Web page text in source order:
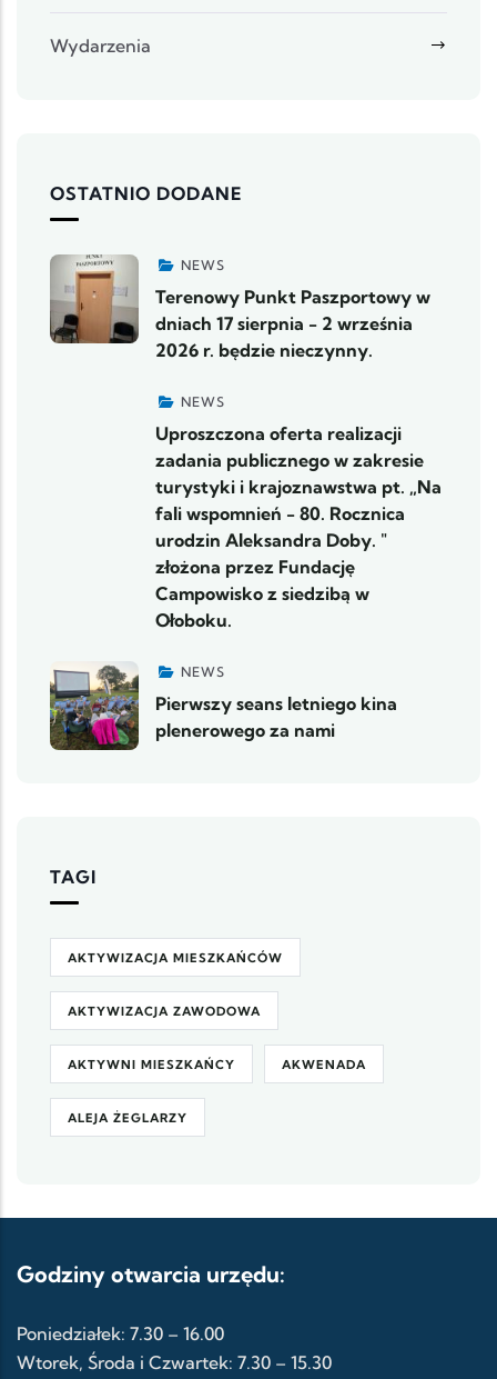
Wydarzenia
OSTATNIO DODANE
NEWS
Terenowy Punkt Paszportowy w
dniach 17 sierpnia - 2 września
2026 r. będzie nieczynny.
NEWS
Uproszczona oferta realizacji
zadania publicznego w zakresie
turystyki i krajoznawstwa pt. „Na
fali wspomnień - 80. Rocznica
urodzin Aleksandra Doby. "
złożona przez Fundację
Campowisko z siedzibą w
Ołoboku.
NEWS
Pierwszy seans letniego kina
plenerowego za nami
TAGI
AKTYWIZACJA MIESZKAŃCÓW
AKTYWIZACJA ZAWODOWA
AKTYWNI MIESZKAŃCY AKWENADA
ALEJA ŻEGLARZY
Godziny otwarcia urzędu:
Poniedziałek: 7.30 – 16.00
Wtorek, Środa i Czwartek: 7.30 – 15.30